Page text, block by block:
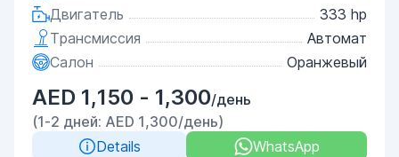
Двигатель
333 hp
Трансмиссия
Автомат
Салон
Оранжевый
AED 1,150 - 1,300/день
(1-2 дней: AED 1,300/день)
Details
WhatsApp